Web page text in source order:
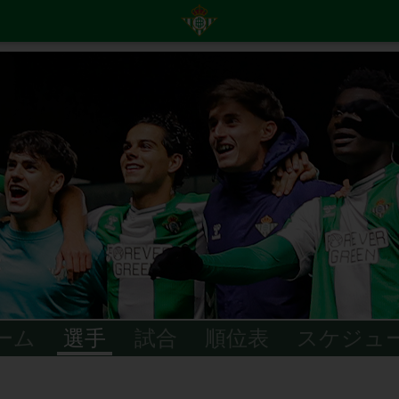
ム 選手 試合 順位表 スケジュ